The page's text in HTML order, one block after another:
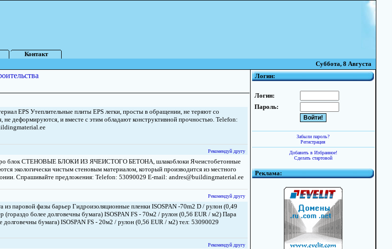
Контакт
Суббота, 8 Августа
EPS Утеплительные плиты EPS легки, просты в обращении, не теряют со
не деформируются, и вместе с этим обладают конструктивной прочностью. Telefon:
Рекомендуй другу
блок СТЕНОВЫЕ БЛОКИ ИЗ ЯЧЕИСТОГО БЕТОНА, шлакоблоки Ячеистобетонные
экологически чистым стеновым материалом, который производится из местного
Спрашивайте предложения: Telefon: 53090029 E-mail: andres@buildingmaterial.ee
Рекомендуй другу
из паровой фазы барьер Гидроизоляционные пленки ISOSPAN -70m2 D / рулон (0,49
(гораздо более долговечны бумага) ISOSPAN FS - 70м2 / рулон (0,56 EUR / м2) Пара
долговечны бумага) ISOSPAN FS - 20м2 / рулон (0,56 EUR / м2) тел: 53090029
Рекомендуй другу
Логин:
Логин:
Пароль:
Забыли пароль?
Регистрация
Добавить в Избранное!
Сделать стартовой
Реклама: